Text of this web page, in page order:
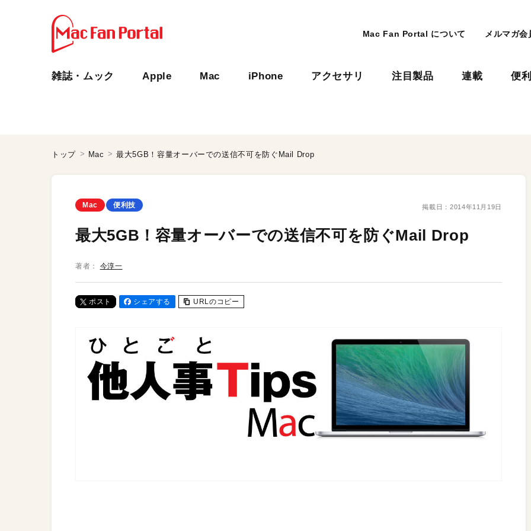
Mac Fan Portal について メルマガ会
雑誌・ムック Apple Mac iPhone アクセサリ 注目製品 連載 便
トップ Mac 最大5GB！容量オーバーでの送信不可を防ぐMail Drop
Mac 便利技 掲載日： 2014年11月19日
最大5GB！容量オーバーでの送信不可を防ぐMail Drop
著者： 今淳一
ポスト シェアする URLのコピー